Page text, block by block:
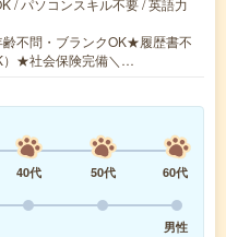
不問・ブランクOK★履歴書不
）★社会保険完備＼…
40代 50代
60代
男性